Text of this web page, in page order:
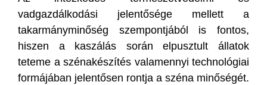
vadgazdálkodási jelentősége mellett a
takarmányminőség szempontjából is fontos,
hiszen a kaszálás során elpusztult állatok
teteme a szénakészítés valamennyi technológiai
formájában jelentősen rontja a széna minőségét.